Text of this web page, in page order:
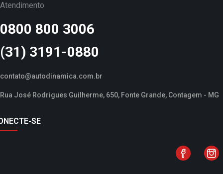
Atendimento
0800 800 3006
(31) 3191-0880
contato@autodinamica.com.br
Rua José Rodrigues Guilherme, 650, Fonte Grande, Contagem - MG
SE